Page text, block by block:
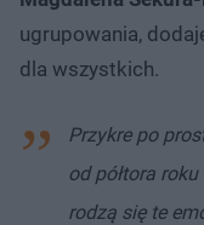
ugrupowania,
dla wszystkich.
Przykre po
od półtora
rodzą się te